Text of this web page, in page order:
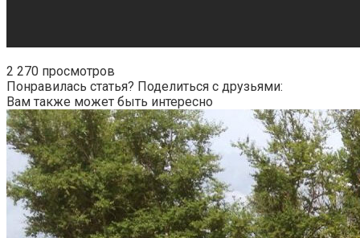
2 270 просмотров
Понравилась статья? Поделиться с друзьями:
Вам также может быть интересно